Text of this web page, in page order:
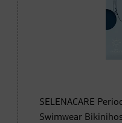
SELENACARE
Swimwear